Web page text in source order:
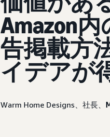
Amazon
告掲載方
イデアが
Warm Home Designs、社長、